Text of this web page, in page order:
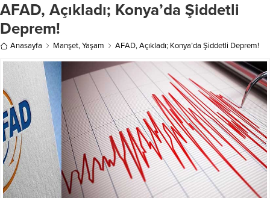
AFAD, Açıkladı; Konya’da Şiddetli
Deprem!
Anasayfa Manşet,Yaşam AFAD, Açıkladı; Konya’da Şiddetli Deprem!